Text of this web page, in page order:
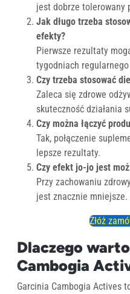
jest dobrze tolerowany
Jak długo trzeba
efekty?
Pierwsze rezultaty
tygodniach
Czy trzeba stosować
Zaleca się zdrowe
skuteczność działania
Czy można łączyć
Tak, połączenie
lepsze rezultaty.
Czy efekt jo-jo jest
Przy zachowaniu
jest znacznie mniejsze.
Złóż
Dlaczego
Cambogia
Garcinia Cambogia Actives